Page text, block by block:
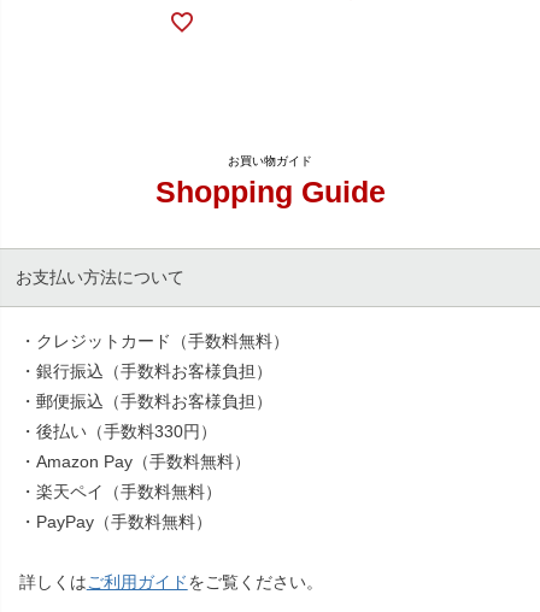
Shopping Guide
お支払い方法について
・クレジットカード（手数料無料）
・銀行振込（手数料お客様負担）
・郵便振込（手数料お客様負担）
・後払い（手数料330円）
・Amazon Pay（手数料無料）
・楽天ペイ（手数料無料）
・PayPay（手数料無料）
詳しくはご利用ガイドをご覧ください。